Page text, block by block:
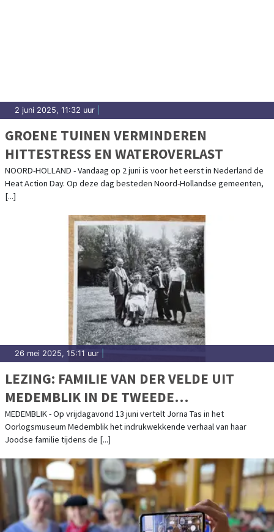
2 juni 2025, 11:32 uur
GROENE TUINEN VERMINDEREN
HITTESTRESS EN WATEROVERLAST
NOORD-HOLLAND - Vandaag op 2 juni is voor het eerst in Nederland de
Heat Action Day. Op deze dag besteden Noord-Hollandse gemeenten,
[...]
26 mei 2025, 15:11 uur
LEZING: FAMILIE VAN DER VELDE UIT
MEDEMBLIK IN DE TWEEDE
WERELDOORLOG
MEDEMBLIK - Op vrijdagavond 13 juni vertelt Jorna Tas in het
Oorlogsmuseum Medemblik het indrukwekkende verhaal van haar
Joodse familie tijdens de [...]